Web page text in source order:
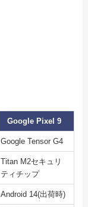
Google Pixel 9
Google Tensor G4
Titan M2セキュリ
ティチップ
Android 14(出荷時)